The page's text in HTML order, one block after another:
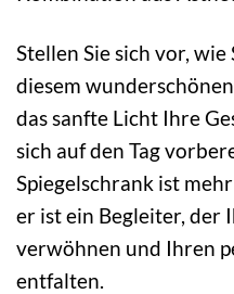
Stellen Sie sich vor,
diesem
das sanfte Licht Ihre
sich auf den Tag
Spiegelschrank ist
er ist ein Begleiter, der
verwöhnen und Ihren
entfalten.